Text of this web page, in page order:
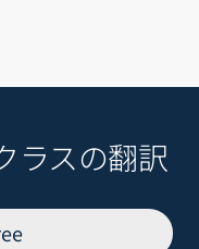
ラスの翻訳